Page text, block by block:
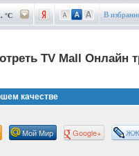
°C В
TV Mall Онлайн
качестве
Мой Мир Google+ ЖЖ